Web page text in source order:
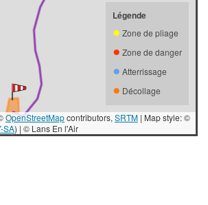
Légende
● Zone de pliage
● Zone de danger
● Atterrissage
● Décollage
OpenStreetMapcontributors, SRTM | Map style: ©
SA) | © Lans En l'Air